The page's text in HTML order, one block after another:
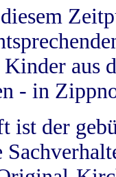
aus
- in
ist der